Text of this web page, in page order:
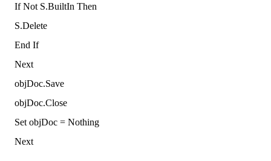
If Not S.BuiltIn Then
S.Delete
End If
Next
objDoc.Save
objDoc.Close
Set objDoc = Nothing
Next